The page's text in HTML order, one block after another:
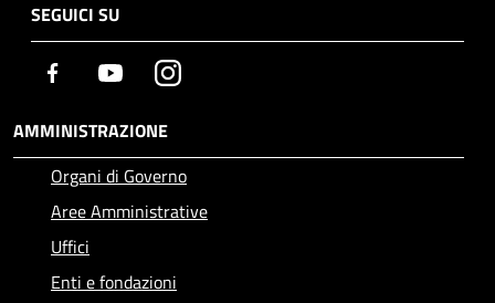
SEGUICI SU
Facebook YoutubeInstagram
AMMINISTRAZIONE
Organi di Governo
Aree Amministrative
Uffici
Enti e fondazioni